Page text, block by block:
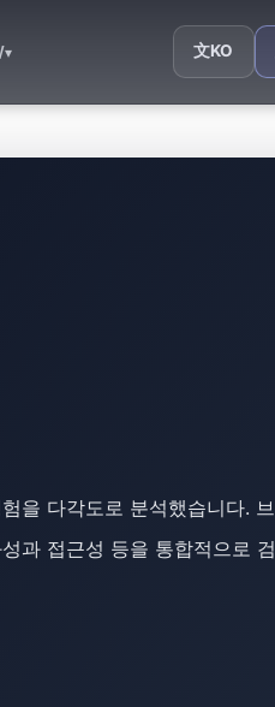
▾ 文KO
을 다각도로 분석했습니다. 브
과 접근성 등을 통합적으로 검